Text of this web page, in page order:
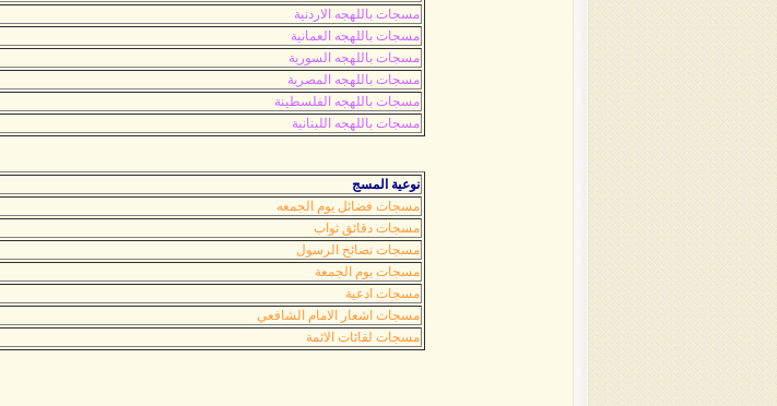
مسجات باللهجه الاردنية
مسجات باللهجه العمانية
مسجات باللهجه السورية
مسجات باللهجه المصرية
مسجات باللهجه الفلسطينة
مسجات باللهجه اللبنانية
نوعية المسج
مسجات فضائل يوم الجمعه
مسجات دقائق ثواب
مسجات نصائح الرسول
مسجات يوم الجمعة
مسجات ادعية
مسجات اشعار الامام الشافعي
مسجات لقائات الائمة